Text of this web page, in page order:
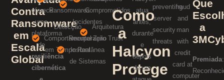
Contra
Ransomware
em
Escala
Global
oferece
uma
plataforma
de
resiliência
cibernética
Ransomware
Detecção
Comportamental
em Tempo Real
a
Incidentes
Recuperação
Instantânea
de Sistemas
Comprometidos
Arquitetura
Zero Trust
Como
a
Halcyon
Protege
atua
antes,
durante
e
depois
de um
Que
a
Premiada: